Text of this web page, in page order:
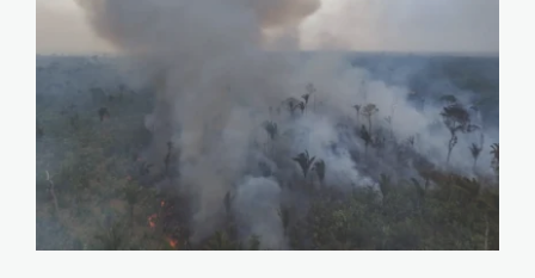
incendio_amazonia_brasil